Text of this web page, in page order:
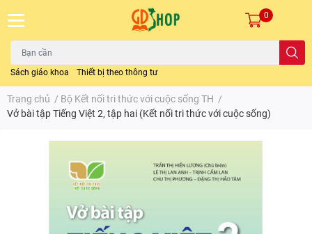
Sách giáo khoa Thiết bị theo thông tư
0
Trang chủ / Bộ Kết nối tri thức với cuộc sống TH /
Vở bài tập Tiếng Việt 2, tập hai (Kết nối tri thức với cuộc sống)